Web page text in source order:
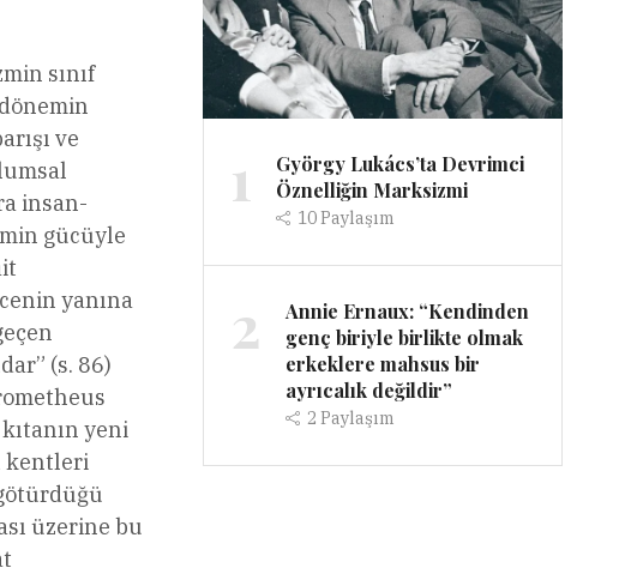
sınıf
ve
insan-
gücüyle
yanına
(s. 86)
yeni
kentleri
üzerine bu
1
György Lukács’ta Devrimci
Öznelliğin Marksizmi
10Paylaşım
2
Annie Ernaux: “Kendinden
genç biriyle birlikte olmak
erkeklere mahsus bir
ayrıcalık değildir”
2Paylaşım